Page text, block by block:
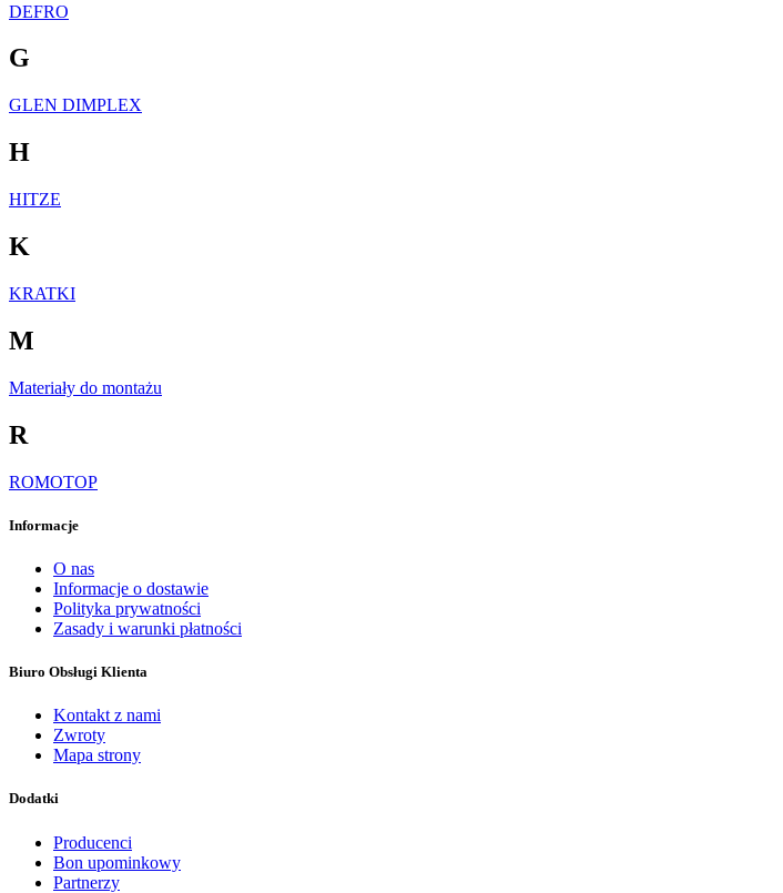
DEFRO
G
GLEN DIMPLEX
H
HITZE
K
KRATKI
M
Materiały do montażu
R
ROMOTOP
Informacje
O nas
Informacje o dostawie
Polityka prywatności
Zasady i warunki płatności
Biuro Obsługi Klienta
Kontakt z nami
Zwroty
Mapa strony
Dodatki
Producenci
Bon upominkowy
Partnerzy